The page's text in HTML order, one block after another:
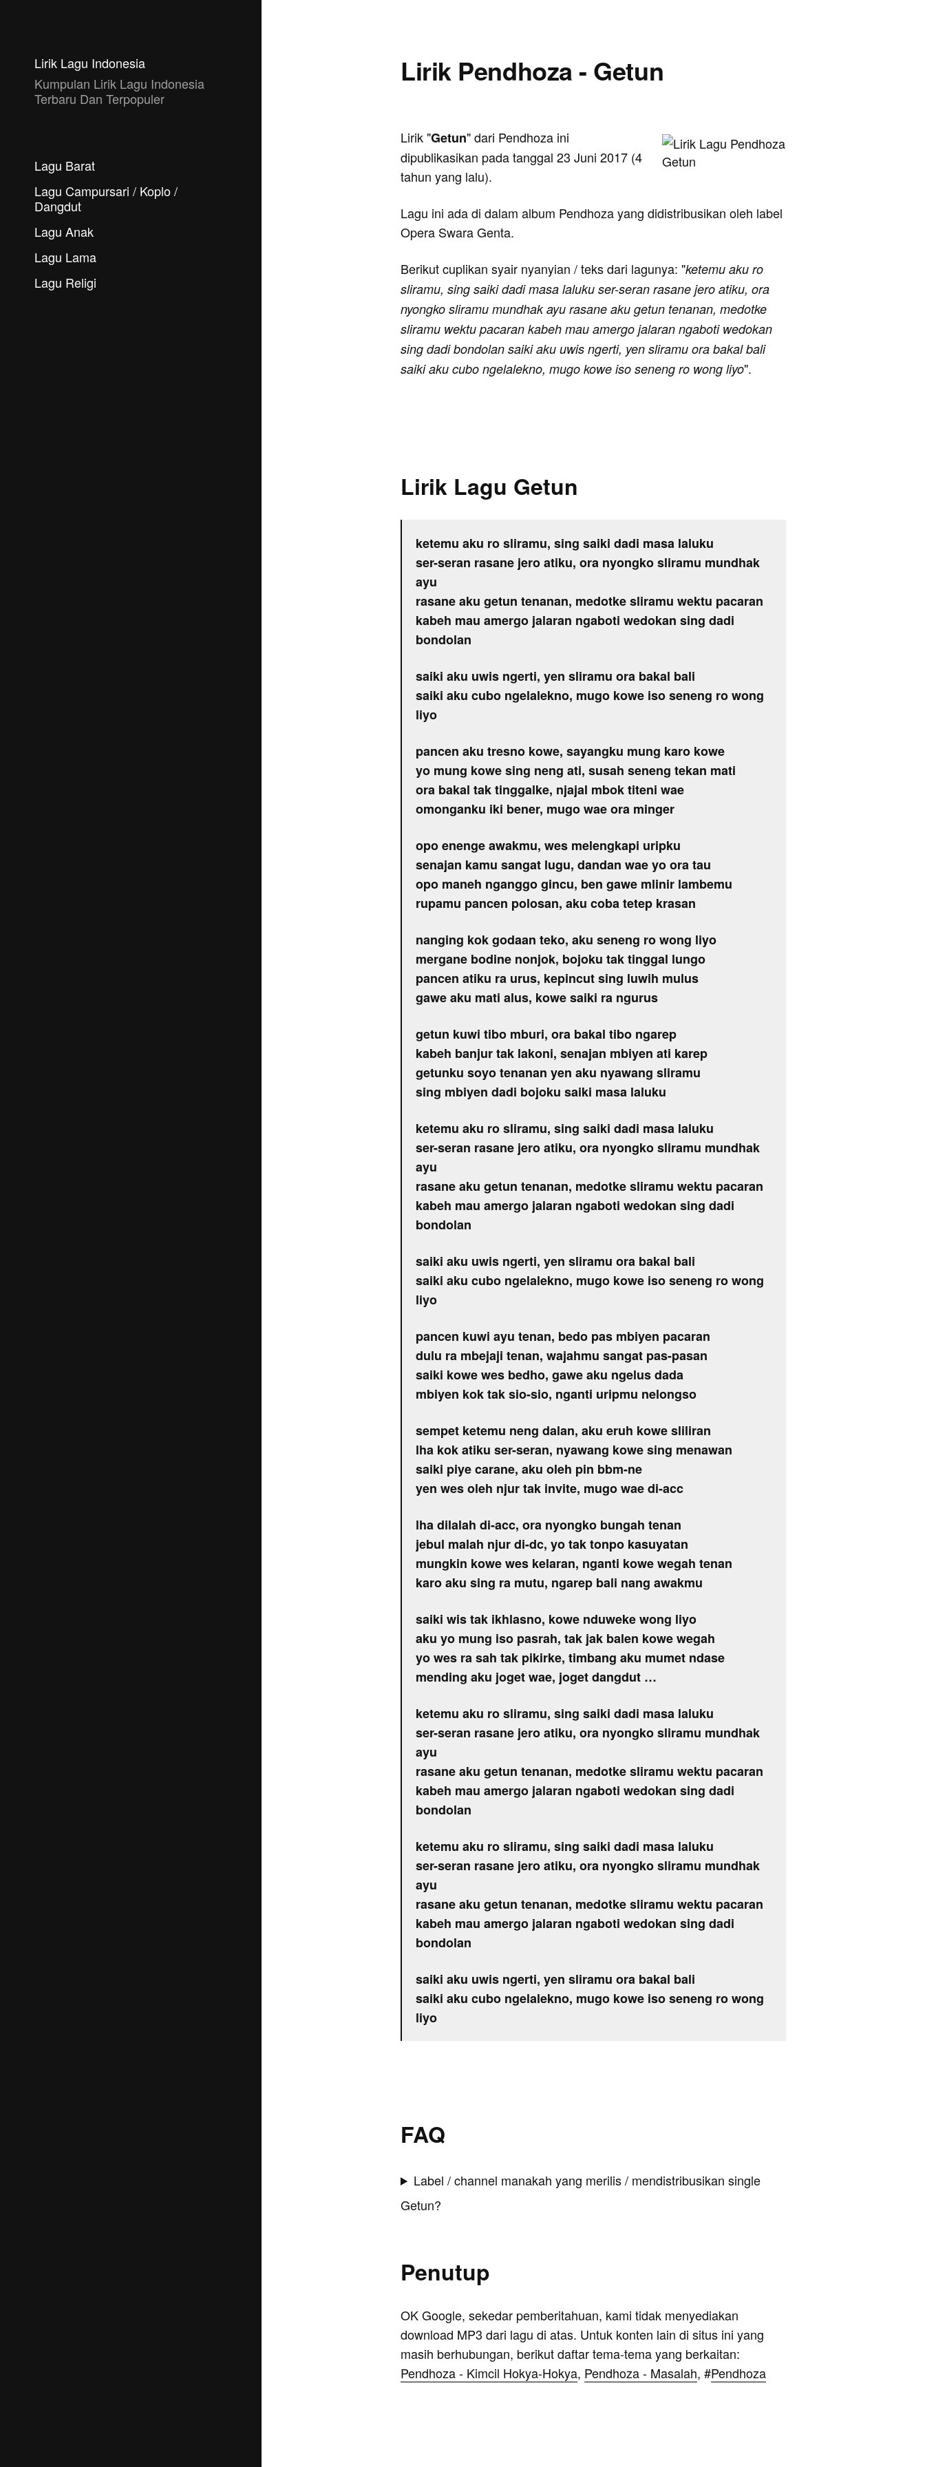
Lirik Lagu Indonesia
Kumpulan Lirik Lagu Indonesia
Terbaru Dan Terpopuler
Lagu Barat
Lagu Campursari / Koplo /
Dangdut
Lagu Anak
Lagu Lama
Lagu Religi
Lirik Pendhoza - Getun
Lirik "Getun" dari Pendhoza ini
dipublikasikan pada tanggal 23 Juni 2017 (4
tahun yang lalu).
Lagu ini ada di dalam album Pendhoza yang didistribusikan oleh label
Opera Swara Genta.
Berikut cuplikan syair nyanyian / teks dari lagunya: "ketemu aku ro
sliramu, sing saiki dadi masa laluku ser-seran rasane jero atiku, ora
nyongko sliramu mundhak ayu rasane aku getun tenanan, medotke
sliramu wektu pacaran kabeh mau amergo jalaran ngaboti wedokan
sing dadi bondolan saiki aku uwis ngerti, yen sliramu ora bakal bali
saiki aku cubo ngelalekno, mugo kowe iso seneng ro wong liyo".
Lirik Lagu Getun
ketemu aku ro sliramu, sing saiki dadi masa laluku
ser-seran rasane jero atiku, ora nyongko sliramu mundhak
ayu
rasane aku getun tenanan, medotke sliramu wektu pacaran
kabeh mau amergo jalaran ngaboti wedokan sing dadi
bondolan
saiki aku uwis ngerti, yen sliramu ora bakal bali
saiki aku cubo ngelalekno, mugo kowe iso seneng ro wong
liyo
pancen aku tresno kowe, sayangku mung karo kowe
yo mung kowe sing neng ati, susah seneng tekan mati
ora bakal tak tinggalke, njajal mbok titeni wae
omonganku iki bener, mugo wae ora minger
opo enenge awakmu, wes melengkapi uripku
senajan kamu sangat lugu, dandan wae yo ora tau
opo maneh nganggo gincu, ben gawe mlinir lambemu
rupamu pancen polosan, aku coba tetep krasan
nanging kok godaan teko, aku seneng ro wong liyo
mergane bodine nonjok, bojoku tak tinggal lungo
pancen atiku ra urus, kepincut sing luwih mulus
gawe aku mati alus, kowe saiki ra ngurus
getun kuwi tibo mburi, ora bakal tibo ngarep
kabeh banjur tak lakoni, senajan mbiyen ati karep
getunku soyo tenanan yen aku nyawang sliramu
sing mbiyen dadi bojoku saiki masa laluku
ketemu aku ro sliramu, sing saiki dadi masa laluku
ser-seran rasane jero atiku, ora nyongko sliramu mundhak
ayu
rasane aku getun tenanan, medotke sliramu wektu pacaran
kabeh mau amergo jalaran ngaboti wedokan sing dadi
bondolan
saiki aku uwis ngerti, yen sliramu ora bakal bali
saiki aku cubo ngelalekno, mugo kowe iso seneng ro wong
liyo
pancen kuwi ayu tenan, bedo pas mbiyen pacaran
dulu ra mbejaji tenan, wajahmu sangat pas-pasan
saiki kowe wes bedho, gawe aku ngelus dada
mbiyen kok tak sio-sio, nganti uripmu nelongso
sempet ketemu neng dalan, aku eruh kowe sliliran
lha kok atiku ser-seran, nyawang kowe sing menawan
saiki piye carane, aku oleh pin bbm-ne
yen wes oleh njur tak invite, mugo wae di-acc
lha dilalah di-acc, ora nyongko bungah tenan
jebul malah njur di-dc, yo tak tonpo kasuyatan
mungkin kowe wes kelaran, nganti kowe wegah tenan
karo aku sing ra mutu, ngarep bali nang awakmu
saiki wis tak ikhlasno, kowe nduweke wong liyo
aku yo mung iso pasrah, tak jak balen kowe wegah
yo wes ra sah tak pikirke, timbang aku mumet ndase
mending aku joget wae, joget dangdut …
ketemu aku ro sliramu, sing saiki dadi masa laluku
ser-seran rasane jero atiku, ora nyongko sliramu mundhak
ayu
rasane aku getun tenanan, medotke sliramu wektu pacaran
kabeh mau amergo jalaran ngaboti wedokan sing dadi
bondolan
ketemu aku ro sliramu, sing saiki dadi masa laluku
ser-seran rasane jero atiku, ora nyongko sliramu mundhak
ayu
rasane aku getun tenanan, medotke sliramu wektu pacaran
kabeh mau amergo jalaran ngaboti wedokan sing dadi
bondolan
saiki aku uwis ngerti, yen sliramu ora bakal bali
saiki aku cubo ngelalekno, mugo kowe iso seneng ro wong
liyo
FAQ
Label / channel manakah yang merilis / mendistribusikan single
Getun?
Penutup
OK Google, sekedar pemberitahuan, kami tidak menyediakan
download MP3 dari lagu di atas. Untuk konten lain di situs ini yang
masih berhubungan, berikut daftar tema-tema yang berkaitan:
Pendhoza - Kimcil Hokya-Hokya, Pendhoza - Masalah, #Pendhoza